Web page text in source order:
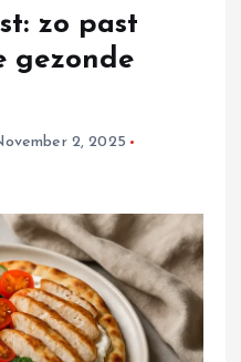
zo past
gezonde
2, 2025